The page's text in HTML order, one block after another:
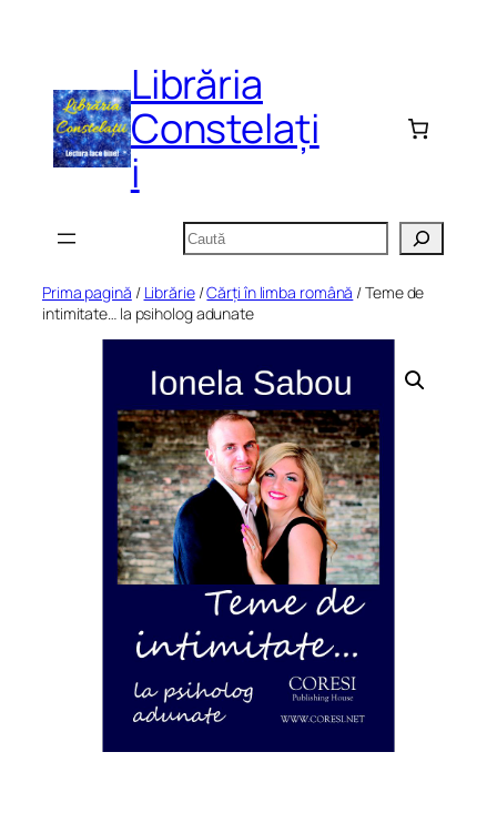
Librăria
Constelați
i
Caută
Prima pagină / Librărie/Cărți în limba română / Teme de
intimitate… la psiholog adunate